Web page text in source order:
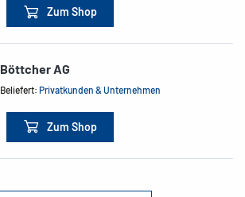
Zum Shop
Böttcher AG
Beliefert:Privatkunden & Unternehmen
Zum Shop